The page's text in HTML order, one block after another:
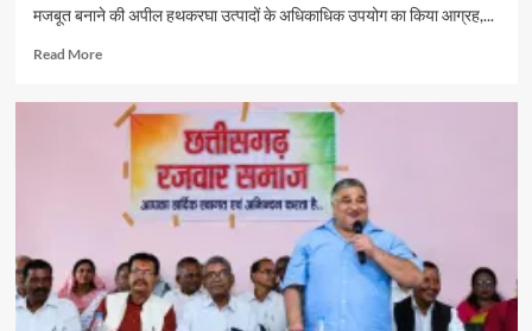
मजबूत बनाने की अपील हथकरघा उत्पादों के अधिकाधिक उपयोग का किया आग्रह,...
Read MoreRead
पर्यटन
संस्कृति
मंत्री
राजेश
अग्रवाल
दिया
स्वदेशी
अपनाने